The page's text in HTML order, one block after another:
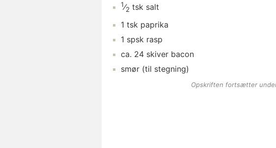
1⁄2 tsk salt
1 tsk paprika
1 spsk rasp
ca. 24 skiver bacon
smør (til stegning)
Opskriften fortsætter